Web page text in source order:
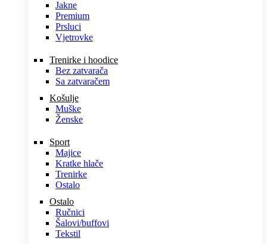
Jakne
Premium
Prsluci
Vjetrovke
Trenirke i hoodice
Bez zatvarača
Sa zatvaračem
Košulje
Muške
Ženske
Sport
Majice
Kratke hlače
Trenirke
Ostalo
Ostalo
Ručnici
Šalovi/buffovi
Tekstil